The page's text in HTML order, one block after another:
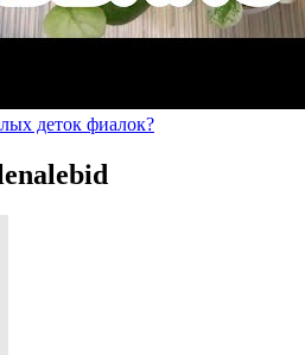
деток фиалок?